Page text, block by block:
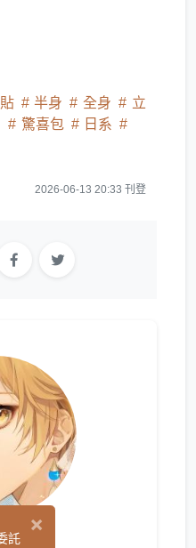
半身 全身
立
驚喜包
日系
2026-06-13 20:33 刊登
×
託